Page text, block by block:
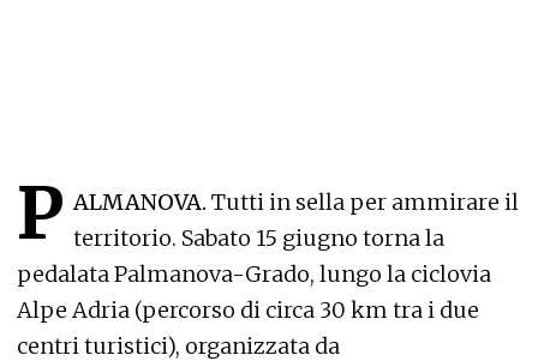
P ALMANOVA. Tutti in sella per ammirare il
territorio. Sabato 15 giugno torna la
pedalata Palmanova-Grado, lungo la ciclovia
Alpe Adria (percorso di circa 30 km tra i due
centri turistici), organizzata da